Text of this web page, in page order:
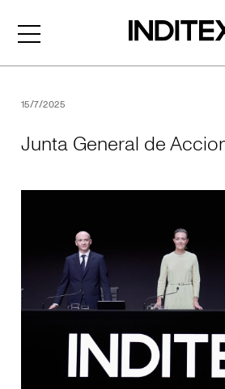
15/7/2025
Junta General de